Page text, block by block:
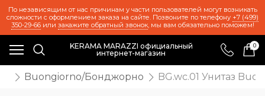
По независящим от нас причинам у части пользователей могут возникать
сложности с оформлением заказа на сайте. Позвоните по телефону +7 (499)
350-29-66или закажите обратный звонок, мы вам обязательно поможем!
KERAMA MARAZZI официальный
интернет-магазин
0
Buongiorno/Бонджорно BG.wc.01 Унитаз